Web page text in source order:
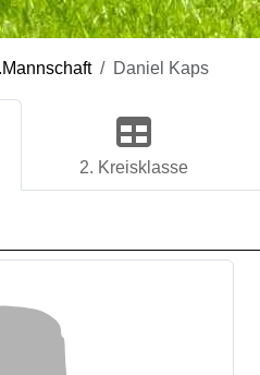
Daniel Kaps
2. Kreisklasse